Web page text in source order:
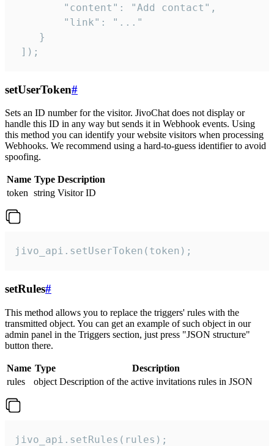
        "content": "Add contact",
        "link": "..."
    }
]);
setUserToken#
Sets an ID number for the visitor. JivoChat does not display or
handle this ID in any way but sends it in Webhook events. Using
this method you can identify your website visitors when processing
Webhooks. We recommend using a hard-to-guess identifier to avoid
spoofing.
Name Type Description
token string Visitor ID
jivo_api.setUserToken(token);
setRules#
This method allows you to replace the triggers' rules with the
transmitted object. You can get an example of such object in our
admin panel in the Triggers section, just press "JSON structure"
button there.
Name Type
Description
rules
object Description of the active invitations rules in JSON
jivo_api.setRules(rules);